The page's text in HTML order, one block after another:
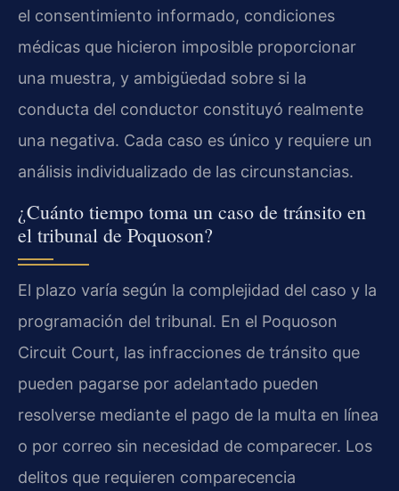
el consentimiento informado, condiciones
médicas que hicieron imposible proporcionar
una muestra, y ambigüedad sobre si la
conducta del conductor constituyó realmente
una negativa. Cada caso es único y requiere un
análisis individualizado de las circunstancias.
¿Cuánto tiempo toma un caso de tránsito en
el tribunal de Poquoson?
El plazo varía según la complejidad del caso y la
programación del tribunal. En el Poquoson
Circuit Court, las infracciones de tránsito que
pueden pagarse por adelantado pueden
resolverse mediante el pago de la multa en línea
o por correo sin necesidad de comparecer. Los
delitos que requieren comparecencia